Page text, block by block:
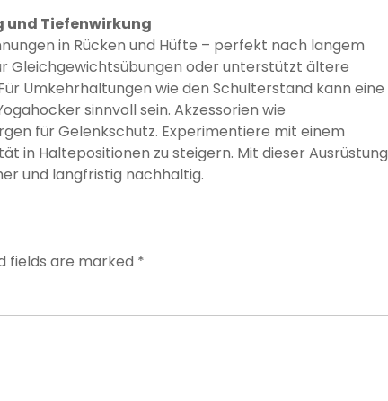
Tiefenwirkung
in Rücken und Hüfte – perfekt nach langem
Gleichgewichtsübungen oder unterstützt ältere
Umkehrhaltungen wie den Schulterstand kann eine
sinnvoll sein. Akzessorien wie
für Gelenkschutz. Experimentiere mit einem
in Haltepositionen zu steigern. Mit dieser Ausrüstung
und langfristig nachhaltig.
fields are marked *